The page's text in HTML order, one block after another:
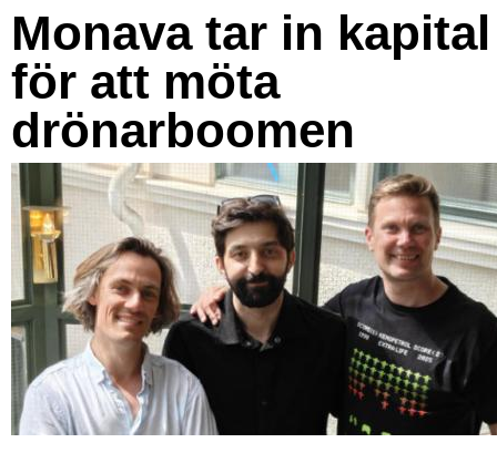
Monava tar in kapital
för att möta
drönarboomen